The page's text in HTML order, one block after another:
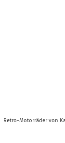
Retro-Motorräder von